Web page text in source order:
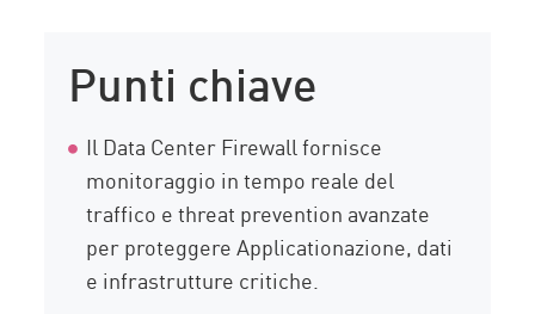
Top 5 fornitori di Data Center
Soluzione
Punti chiave
Il Data Center Firewall fornisce
monitoraggio in tempo reale del
traffico e threat prevention avanzate
per proteggere Applicationazione, dati
e infrastrutture critiche.